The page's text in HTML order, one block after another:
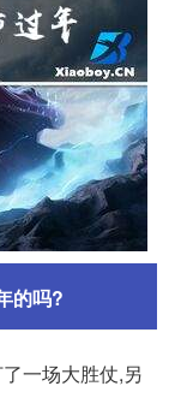
的吗?
一场大胜仗,另